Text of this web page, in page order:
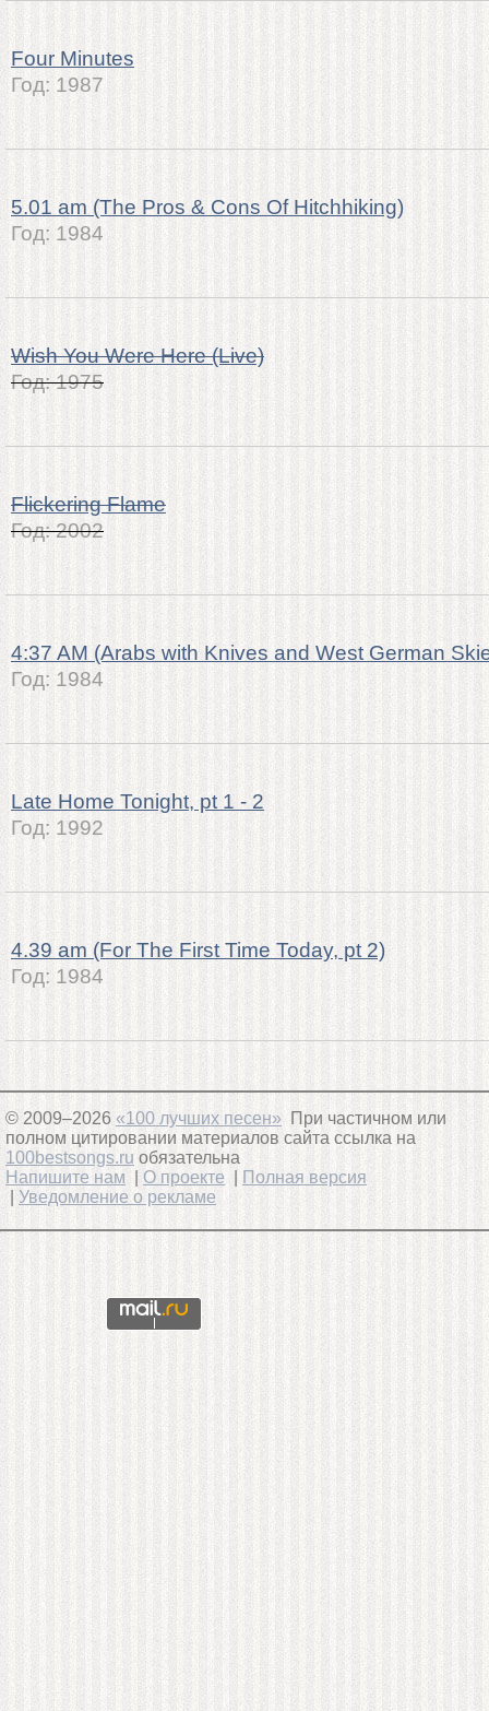
Four Minutes
Год: 1987
5.01 am (The Pros & Cons Of Hitchhiking)
Год: 1984
Wish You Were Here (Live)
Год:1975
Flickering Flame
Год:2002
4:37 AM (Arabs with Knives and West German
Год: 1984
Late Home Tonight, pt 1 - 2
Год: 1992
4.39 am (For The First Time Today, pt 2)
Год: 1984
© 2009–2026 «100 лучших песен» При частичном или
полном цитировании материалов сайта ссылка на
100bestsongs.ru обязательна
Напишите нам
О проекте
Полная версия
Уведомление о рекламе